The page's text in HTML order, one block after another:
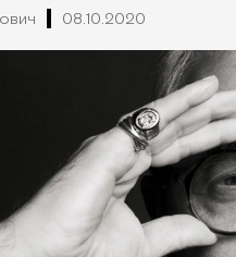
08.10.2020